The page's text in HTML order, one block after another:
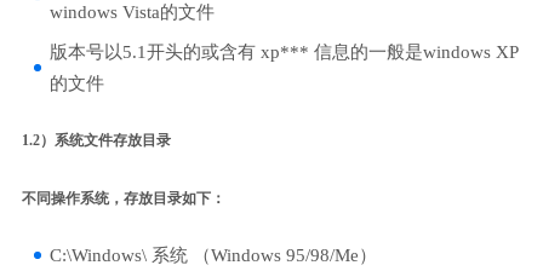
windows Vista的文件
版本号以5.1开头的或含有 xp*** 信息的一般是windows XP
的文件
1.2）系统文件存放目录
不同操作系统，存放目录如下：
C:\Windows\ 系统 （Windows 95/98/Me）